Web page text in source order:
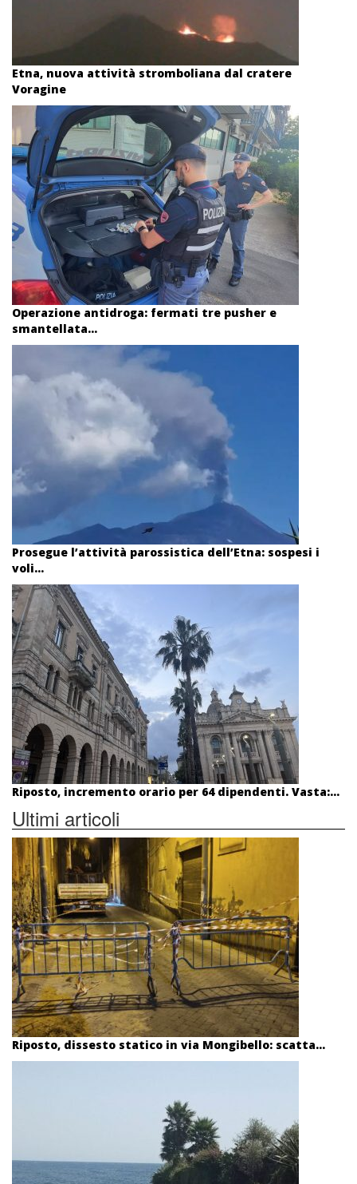
Etna, nuova attività stromboliana dal cratere
Voragine
Operazione antidroga: fermati tre pusher e
smantellata...
Prosegue l’attività parossistica dell’Etna: sospesi i
voli...
Riposto, incremento orario per 64 dipendenti. Vasta:...
Ultimi articoli
Riposto, dissesto statico in via Mongibello: scatta...